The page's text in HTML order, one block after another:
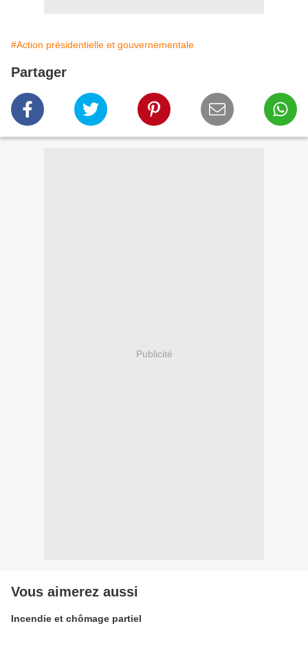
#Action présidentielle et gouvernementale
Partager
Publicité
Vous aimerez aussi
Incendie et chômage partiel